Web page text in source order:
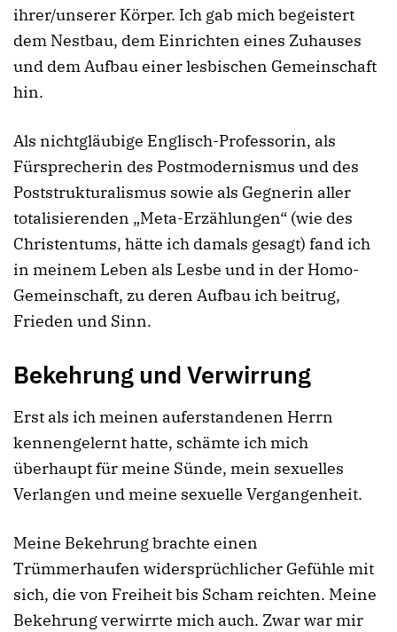
ihrer/unserer Körper. Ich gab mich begeistert
dem Nestbau, dem Einrichten eines Zuhauses
und dem Aufbau einer lesbischen Gemeinschaft
hin.
Als nichtgläubige Englisch-Professorin, als
Fürsprecherin des Postmodernismus und des
Poststrukturalismus sowie als Gegnerin aller
totalisierenden „Meta-Erzählungen“ (wie des
Christentums, hätte ich damals gesagt) fand ich
in meinem Leben als Lesbe und in der Homo-
Gemeinschaft, zu deren Aufbau ich beitrug,
Frieden und Sinn.
Bekehrung und Verwirrung
Erst als ich meinen auferstandenen Herrn
kennengelernt hatte, schämte ich mich
überhaupt für meine Sünde, mein sexuelles
Verlangen und meine sexuelle Vergangenheit.
Meine Bekehrung brachte einen
Trümmerhaufen widersprüchlicher Gefühle mit
sich, die von Freiheit bis Scham reichten. Meine
Bekehrung verwirrte mich auch. Zwar war mir